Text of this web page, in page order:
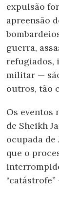
expulsão
apreensão
guerra,
refugiados,
militar —
outros, tão
Os eventos
de Sheikh
ocupada de
que o
“catástrofe”